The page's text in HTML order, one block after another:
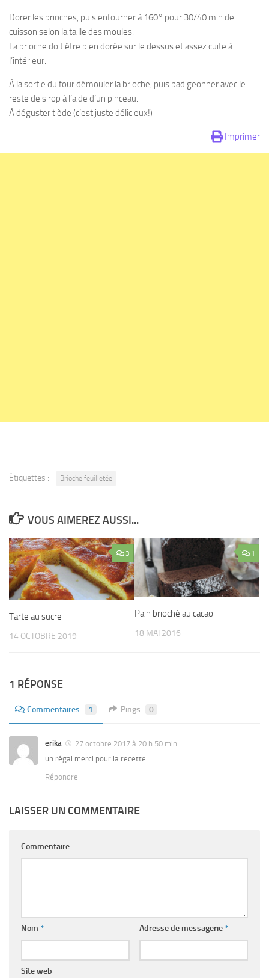
Dorer les brioches, puis enfourner à 160° pour 30/40 min de
cuisson selon la taille des moules.
La brioche doit être bien dorée sur le dessus et assez cuite à
l’intérieur.
À la sortie du four démouler la brioche, puis badigeonner avec le
reste de sirop à l’aide d’un pinceau.
À déguster tiède (c’est juste délicieux!)
Imprimer
Étiquettes : Brioche feuilletée
VOUS AIMEREZ AUSSI...
3
Tarte au sucre
14 OCTOBRE 2019
1
Pain brioché au cacao
18 MAI 2016
1 RÉPONSE
Commentaires 1 Pings 0
erika
27 octobre 2017 à 20 h 50 min
un régal merci pour la recette
Répondre
LAISSER UN COMMENTAIRE
Commentaire
Nom * Adresse de messagerie*
Site web